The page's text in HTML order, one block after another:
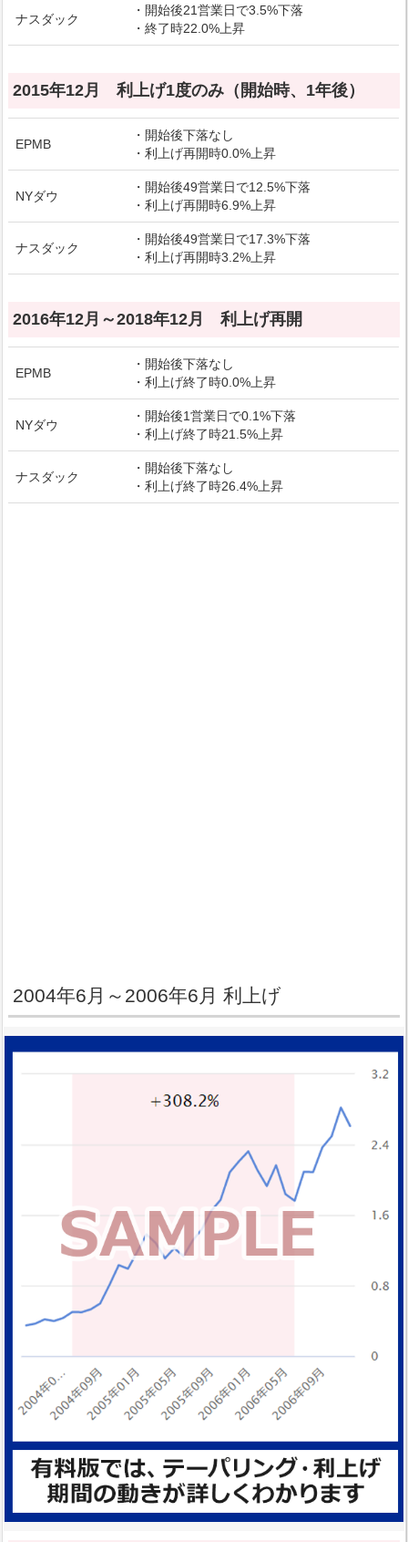
ナスダック
・開始後21営業日で3.5%下落
・終了時22.0%上昇
2015年12月 利上げ1度のみ（開始時、1年後）
EPMB
・開始後下落なし
・利上げ再開時0.0%上昇
NYダウ
・開始後49営業日で12.5%下落
・利上げ再開時6.9%上昇
ナスダック
・開始後49営業日で17.3%下落
・利上げ再開時3.2%上昇
2016年12月～2018年12月 利上げ再開
EPMB
・開始後下落なし
・利上げ終了時0.0%上昇
NYダウ
・開始後1営業日で0.1%下落
・利上げ終了時21.5%上昇
ナスダック
・開始後下落なし
・利上げ終了時26.4%上昇
2004年6月～2006年6月 利上げ